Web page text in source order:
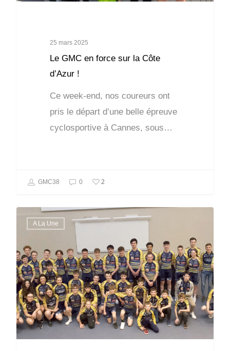
25 mars 2025
Le GMC en force sur la Côte
d’Azur !
Ce week-end, nos coureurs ont
pris le départ d’une belle épreuve
cyclosportive à Cannes, sous…
GMC38 0 2
A La Une